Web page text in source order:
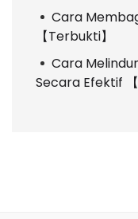
Cara
【Terbukti】
Cara
Secara Efektif